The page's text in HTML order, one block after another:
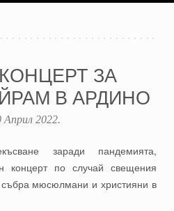
ЗА
В АРДИНО
2022.
заради пандемията,
концерт по случай свещения
мюсюлмани и християни в